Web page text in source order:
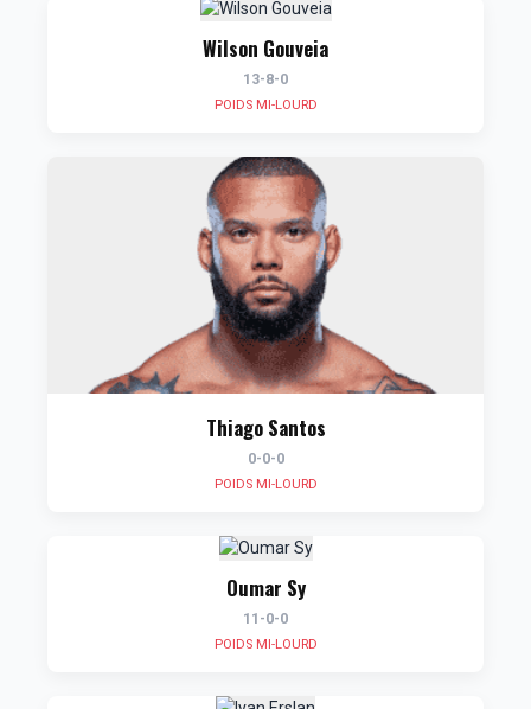
Wilson Gouveia
13-8-0
POIDS MI-LOURD
Thiago Santos
0-0-0
POIDS MI-LOURD
Oumar Sy
11-0-0
POIDS MI-LOURD